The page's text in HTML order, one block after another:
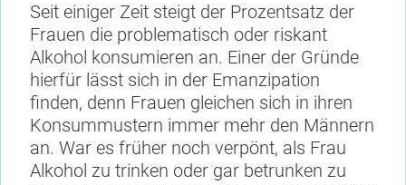
Seit einiger Zeit steigt der Prozentsatz der
Frauen die problematisch oder riskant
Alkohol konsumieren an. Einer der Gründe
hierfür lässt sich in der Emanzipation
finden, denn Frauen gleichen sich in ihren
Konsummustern immer mehr den Männern
an. War es früher noch verpönt, als Frau
Alkohol zu trinken oder gar betrunken zu